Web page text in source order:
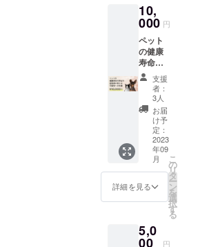
ケージ
は予告
なく変
更にな
る場合
がござ
いま
す。予
めご了
承くだ
さい。
援お願
いしま
す。 お
礼の
メッ
セージ
をお届
けしま
す。
10,
000 円
ペット
の健康
寿命を
伸ばす
獣医療
の新た
な可能
性への
支援 純
粋に動
物のた
めに何
かした
いとい
う方は
こちら
援お願
いしま
支援
者：
3人
お届
け予
定：
2023
年09
月
詳細を見る
こ
の
リ
タ
ー
ン
を
選
択
す
る
5,0
00 円